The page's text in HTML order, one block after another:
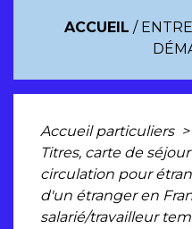
ACCUEIL /
Accueil particuliers >
Titres, carte de
circulation pour
d'un étranger en
salarié/travailleur